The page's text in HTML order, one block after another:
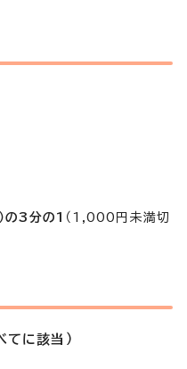
の3分の1 （1,000円未満切
てに該当）